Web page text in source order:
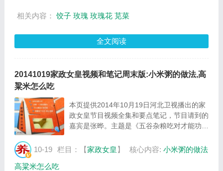
相关内容： 饺子 玫瑰 玫瑰花 苋菜
全文阅读
20141019家政女皇视频和笔记周末版:小米粥的做法,高
粱米怎么吃
本页提供2014年10月19日河北卫视播出的家
政女皇节目视频全集和要点笔记，节目请到的
嘉宾是张晔。主题是《五谷杂粮吃对才能功效
养价值，荞麦的营养价值，如何区别新米和陈
10-19 栏目：【家政女皇 】 核心内容: 小米粥的做法
高粱米怎么吃